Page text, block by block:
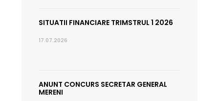
SITUATII FINANCIARE TRIMSTRUL 1 2026
17.07.2026
ANUNT CONCURS SECRETAR GENERAL
MERENI